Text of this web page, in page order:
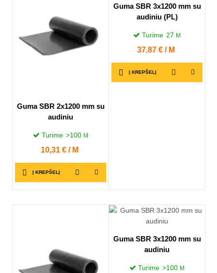
Guma SBR 2x1200 mm su
audiniu
Turime >100 M
Kaina
10,31 € / M
Į KREPŠELĮ
Guma SBR 3x1200 mm su
audiniu (PL)
Turime 27 M
Kaina
37,87 € / M
Į KREPŠELĮ
Guma SBR 3x1200 mm su
audiniu
Turime >100 M